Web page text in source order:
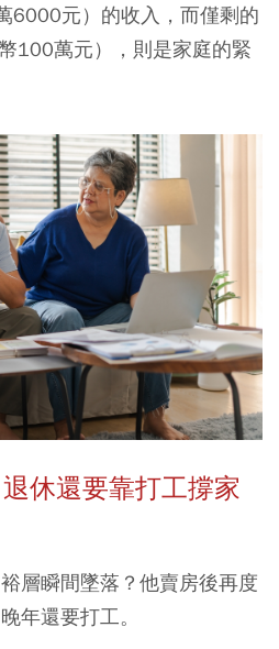
6000元）的收入，而僅剩的
100萬元），則是家庭的緊
休還要靠打工撐家
層瞬間墜落？他賣房後再度
年還要打工。